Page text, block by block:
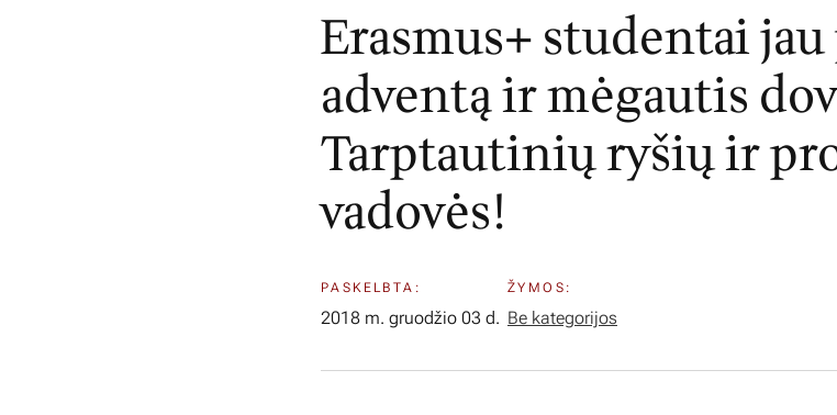
Erasmus+ studentai
adventą ir mėgautis
Tarptautinių ryšių ir
vadovės!
PASKELBTA:
2018 m. gruodžio 03 d.
ŽYMOS:
Be kategorijos